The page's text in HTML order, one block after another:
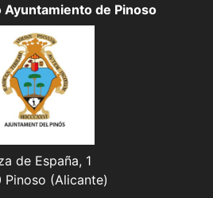
Ayuntamiento de Pinoso
de España, 1
Pinoso (Alicante)